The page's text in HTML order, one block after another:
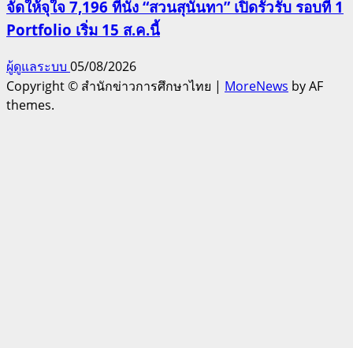
จัดให้จุใจ 7,196 ที่นั่ง “สวนสุนันทา” เปิดรั้วรับ รอบที่ 1
Portfolio เริ่ม 15 ส.ค.นี้
ผู้ดูแลระบบ 05/08/2026
Copyright © สำนักข่าวการศึกษาไทย | MoreNews by AF
themes.